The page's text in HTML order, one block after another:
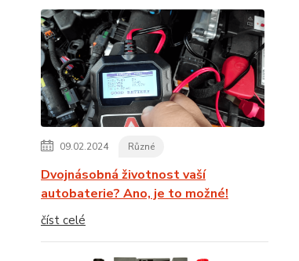
09.02.2024 Různé
Dvojnásobná životnost vaší
autobaterie? Ano, je to možné!
číst celé